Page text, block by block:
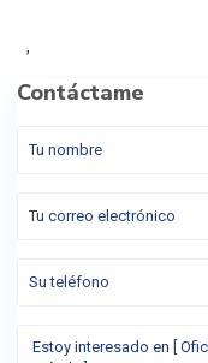
,
Contáctame